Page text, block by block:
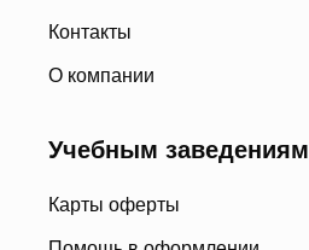
Контакты
О компании
Учебным заведениям
Карты оферты